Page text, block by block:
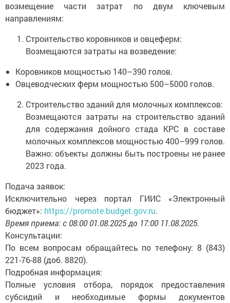
возмещение части затрат по двум ключевым
направлениям:
Строительство коровников и овцеферм:
Возмещаются затраты на возведение:
Коровников мощностью 140–390 голов.
Овцеводческих ферм мощностью 500–5000 голов.
Строительство зданий для молочных комплексов:
Возмещаются затраты на строительство зданий
для содержания дойного стада КРС в составе
молочных комплексов мощностью 400–999 голов.
Важно: объекты должны быть построены не ранее
2023 года.
Подача заявок:
Исключительно через портал ГИИС «Электронный
бюджет»: https://promote.budget.gov.ru.
Время приема: с 08:00 01.08.2025 до 17:00 11.08.2025.
Консультации:
По всем вопросам обращайтесь по телефону: 8 (843)
221-76-88 (доб. 8820).
Подробная информация:
Полные условия отбора, порядок предоставления
субсидий и необходимые формы документов